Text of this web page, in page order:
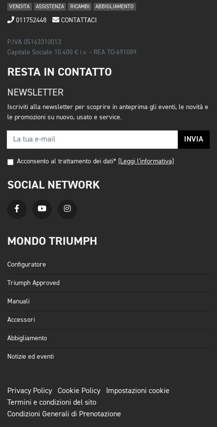
VENDITA ASSISTENZA RICAMBI ABBIGLIAMENTO
011752448 CONTATTACI
P.IVA 05163310013
Capitale Sociale 10.400 € i.v. - REA TO-691089
RESTA IN CONTATTO
NEWSLETTER
Iscriviti alla newsletter per scoprire in anteprima gli eventi, le novità e
le promozioni su nuovo, usato e service.
INVIA
Acconsento al trattamento dei dati* (Leggi l'informativa)
SOCIAL NETWORK
MONDO TRIUMPH
Configuratore
Triumph Approved
Manuali
Accessori
Abbigliamento
Notizie ed eventi
Privacy Policy Cookie Policy
Impostazioni cookie
Termini e condizioni del sito
Condizioni Generali di Prenotazione